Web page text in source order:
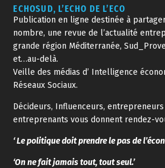
ECHOSUD, L’ECHO DE L’ECO
Publication en ligne destinée à
nombre, une revue de l’actualité
grande région Méditerranée,
et…au-delà.
Veille des médias d’ Intelligence
Réseaux Sociaux.
Décideurs, Influenceurs,
entreprenants vous donnent rendez-
‘ Le politique doit prendre le pas de
‘On ne fait jamais tout, tout seul.’